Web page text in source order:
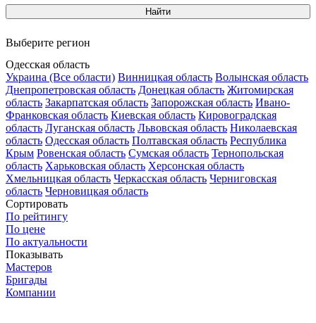
Найти
Выберите регион
Одесская область
Украина (Все области) Винницкая область Волынская область
Днепропетровская область Донецкая область Житомирская
область Закарпатская область Запорожская область Ивано-
Франковская область Киевская область Кировоградская
область Луганская область Львовская область Николаевская
область Одесская область Полтавская область Республика
Крым Ровенская область Сумская область Тернопольская
область Харьковская область Херсонская область
Хмельницкая область Черкасская область Черниговская
область Черновицкая область
Сортировать
По рейтингу
По цене
По актуальности
Показывать
Мастеров
Бригады
Компании